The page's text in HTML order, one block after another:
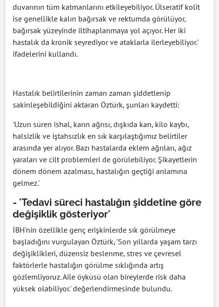
duvarının tüm katmanlarını etkileyebiliyor. Ülseratif kolit
ise genellikle kalın bağırsak ve rektumda görülüyor,
bağırsak yüzeyinde iltihaplanmaya yol açıyor. Her iki
hastalık da kronik seyrediyor ve ataklarla ilerleyebiliyor.'
ifadelerini kullandı.
Hastalık belirtilerinin zaman zaman şiddetlenip
sakinleşebildiğini aktaran Öztürk, şunları kaydetti:
'Uzun süren ishal, karın ağrısı, dışkıda kan, kilo kaybı,
halsizlik ve iştahsızlık en sık karşılaştığımız belirtiler
arasında yer alıyor. Bazı hastalarda eklem ağrıları, ağız
yaraları ve cilt problemleri de görülebiliyor. Şikayetlerin
dönem dönem azalması, hastalığın geçtiği anlamına
gelmez.'
- 'Tedavi süreci hastalığın şiddetine göre
değişiklik gösteriyor'
İBH'nin özellikle genç erişkinlerde sık görülmeye
başladığını vurgulayan Öztürk, 'Son yıllarda yaşam tarzı
değişiklikleri, düzensiz beslenme, stres ve çevresel
faktörlerle hastalığın görülme sıklığında artış
gözlemliyoruz. Aile öyküsü olan bireylerde risk daha
yüksek olabiliyor.' değerlendirmesinde bulundu.